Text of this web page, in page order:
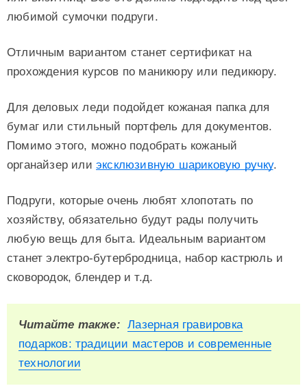
любимой сумочки подруги.
Отличным вариантом станет сертификат на
прохождения курсов по маникюру или педикюру.
Для деловых леди подойдет кожаная папка для
бумаг или стильный портфель для документов.
Помимо этого, можно подобрать кожаный
органайзер или эксклюзивную шариковую ручку.
Подруги, которые очень любят хлопотать по
хозяйству, обязательно будут рады получить
любую вещь для быта. Идеальным вариантом
станет электро-бутербродница, набор кастрюль и
сковородок, блендер и т.д.
Читайте также: Лазерная гравировка
подарков: традиции мастеров и современные
технологии